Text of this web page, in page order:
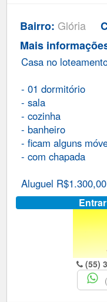
Bairro: Glória
Mais
Casa no
- 01 dormitório
- sala
- cozinha
- banheiro
- ficam alguns
- com chapada
Aluguel
(55)